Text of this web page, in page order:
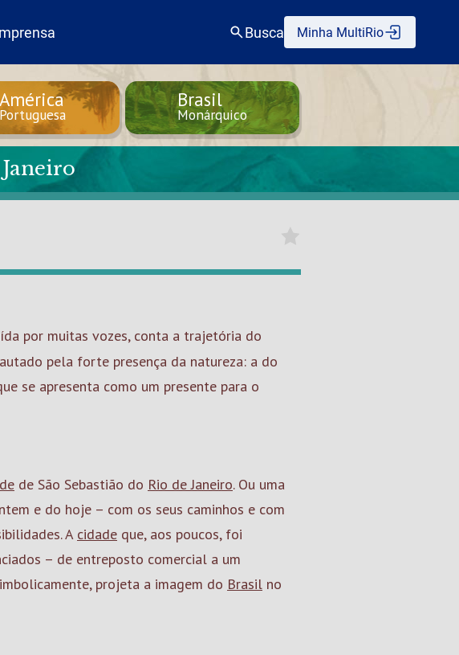
Busca Minha MultiRio
América
Portuguesa
Brasil
Monárquico
pela forte presença da natureza: a do
se apresenta como um presente para o
de São Sebastião do Rio de Janeiro. Ou uma
e do hoje – com os seus caminhos e com
A cidade que, aos poucos, foi
– de entreposto comercial a um
projeta a imagem do Brasil no